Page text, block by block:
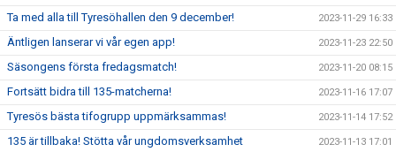
Ta med alla till Tyresöhallen den 9 december! 2023-11-29 16:33
Äntligen lanserar vi vår egen app! 2023-11-23 22:50
Säsongens första fredagsmatch! 2023-11-20 08:15
Fortsätt bidra till 135-matcherna! 2023-11-16 17:07
Tyresös bästa tifogrupp uppmärksammas! 2023-11-14 17:52
135 är tillbaka! Stötta vår ungdomsverksamhet 2023-11-13 17:01